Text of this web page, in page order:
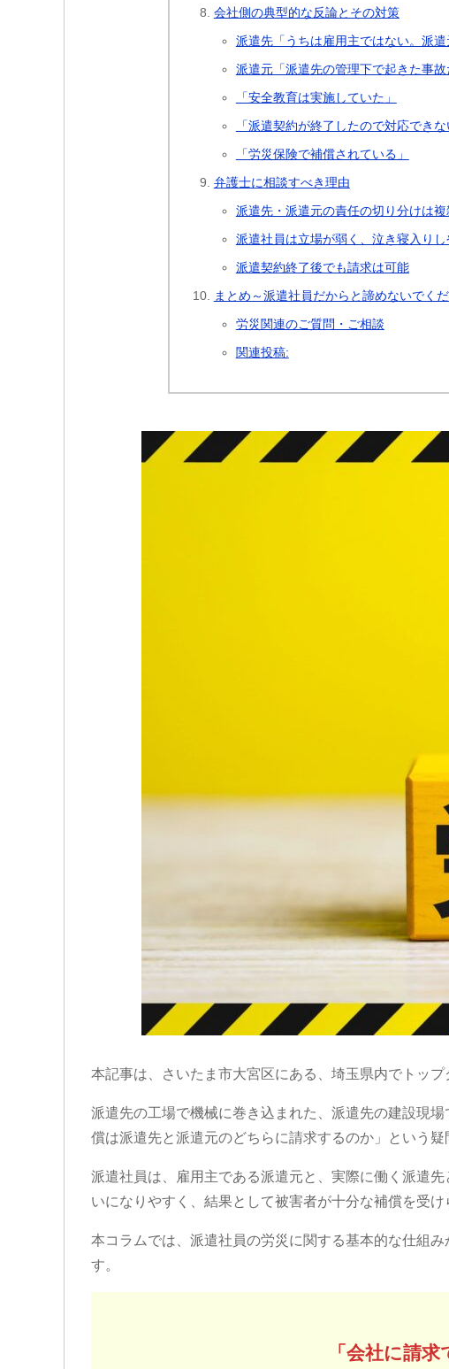
会社側の典型的な反論とその対策
派遣先「うちは雇用主ではない。派遣
派遣元「派遣先の管理下で起きた事故
「安全教育は実施していた」
「派遣契約が終了したので対応できな
「労災保険で補償されている」
弁護士に相談すべき理由
派遣先・派遣元の責任の切り分けは複
派遣社員は立場が弱く、泣き寝入り
派遣契約終了後でも請求は可能
まとめ～派遣社員だからと諦めないでく
労災関連のご質問・ご相談
関連投稿:
本記事は、さいたま市大宮区にある、埼玉県内でトッ
派遣先の工場で機械に巻き込まれた、派遣先の建設現
償は派遣先と派遣元のどちらに請求するのか」という疑
派遣社員は、雇用主である派遣元と、実際に働く派遣
いになりやすく、結果として被害者が十分な補償を受
本コラムでは、派遣社員の労災に関する基本的な仕組
す。
「 会社に請求